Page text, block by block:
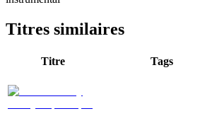
Titres similaires
Titre Tags